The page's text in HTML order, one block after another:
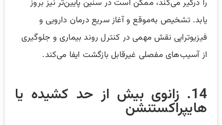
را درگیر می‌کند، ممکن است در سنین پایین‌تر نیز بروز
یابد. تشخیص به‌موقع و آغاز سریع درمان دارویی و
فیزیوتراپی نقش مهمی در کنترل روند بیماری و جلوگیری
از آسیب‌های مفصلی غیرقابل بازگشت ایفا می‌کند.
14. زانوی بیش از حد کشیده یا
هایپراکستنشن